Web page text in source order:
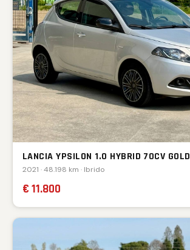
LANCIA YPSILON 1.0 HYBRID 70CV GOLD
2021 · 48.198 km · Ibrido
€ 11.800